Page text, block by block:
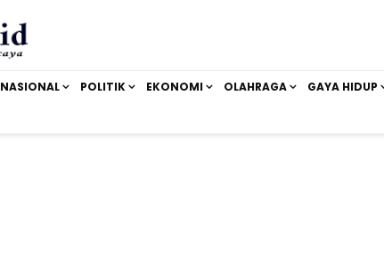
NASIONAL POLITIK EKONOMI OLAHRAGA GAYA HIDUP